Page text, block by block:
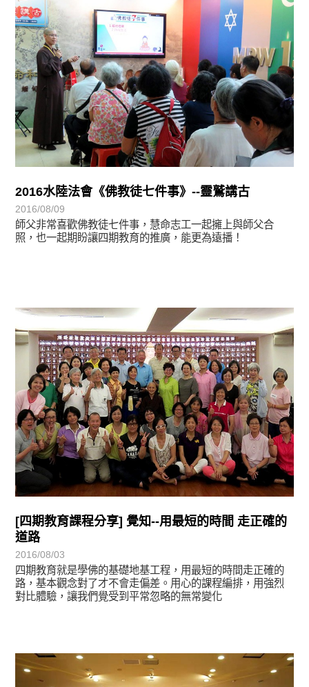
2016水陸法會《佛教徒七件事》--靈鷲講古
2016/08/09
師父非常喜歡佛教徒七件事，慧命志工一起擁上與師父合
照，也一起期盼讓四期教育的推廣，能更為遠播！
[四期教育課程分享] 覺知--用最短的時間 走正確的
道路
2016/08/03
四期教育就是學佛的基礎地基工程，用最短的時間走正確的
路，基本觀念對了才不會走偏差。用心的課程編排，用強烈
對比體驗，讓我們覺受到平常忽略的無常變化
學習分享
學習分享